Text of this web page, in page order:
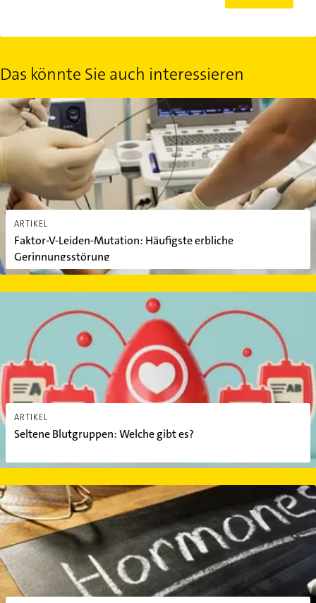
Das könnte Sie auch interessieren
ARTIKEL
Faktor-V-Leiden-Mutation: Häufigste erbliche
Gerinnungsstörung
Faktor-V-Leiden-Mutation: Häufigste erbliche Gerinnungsstörung
ARTIKEL
Seltene Blutgruppen: Welche gibt es?
Seltene Blutgruppen: Welche gibt es?
Ratgeber: Hormone